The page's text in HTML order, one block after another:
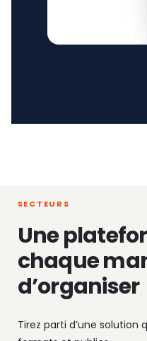
SECTEURS
Une
chaque
d’organiser
Tirez parti d’une solution